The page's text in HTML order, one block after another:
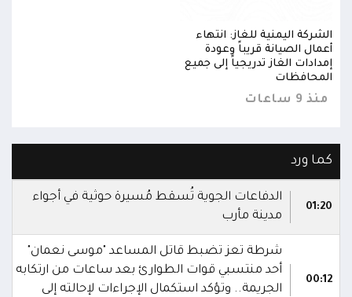
الشركة اليمنية للغاز: انتهاء
أعمال الصيانة قريباً وعودة
إمدادات الغاز تدريجياً إلى جميع
المحافظات
منذ 9 ساعات
كما ورد
01:20
الدفاعات الجوية تُسقط مُسيرة حوثية في أجواء
مدينة مأرب
00:12
شرطة تعز تضبط قاتل المساعد "موسى نعمان"
أحد منتسبي قوات الطوارئ بعد ساعات من ارتكابه
الجريمة.. وتؤكد استكمال الإجراءات لإحالته إلى